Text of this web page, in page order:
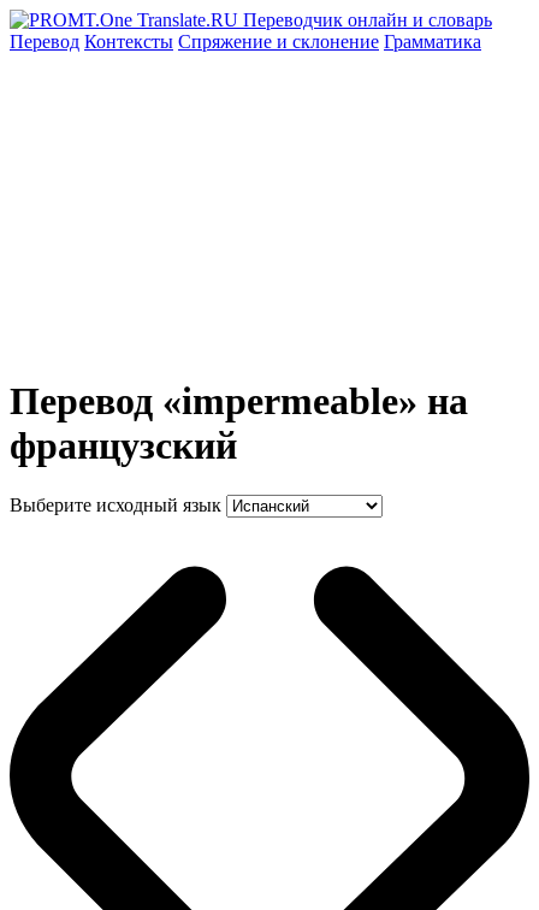
Перевод Контексты Спряжение и склонение Грамматика
Перевод «impermeable» на
французский
Выберите исходный язык